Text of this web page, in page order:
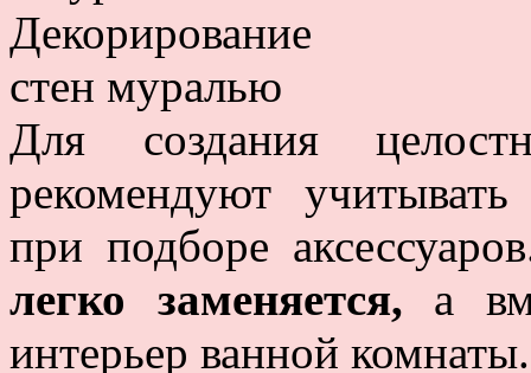
Для создания
рекомендуют
при подборе
легко заменяется, а
интерьер ванной комнаты.